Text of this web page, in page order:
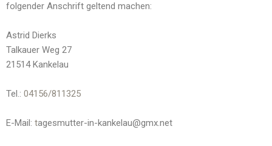
folgender Anschrift geltend machen:
Astrid Dierks
Talkauer Weg 27
21514 Kankelau
Tel.: 04156/811325
E-Mail: tagesmutter-in-kankelau@gmx.net